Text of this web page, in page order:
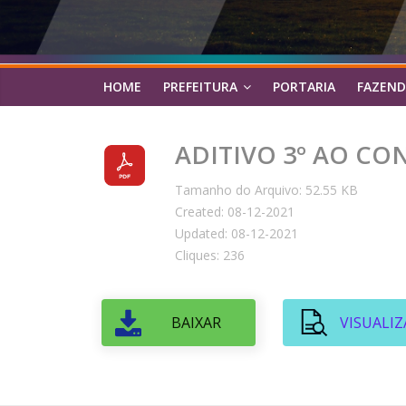
HOME PREFEITURA PORTARIA
ADITIVO 3º AO
Tamanho do Arquivo: 52.55 KB
Created: 08-12-2021
Updated: 08-12-2021
Cliques: 236
BAIXAR